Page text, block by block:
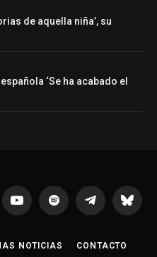
de aquella niña’, su
‘Se ha acabado el
YouTubeSpotify Telegrama
NOTICIAS CONTACTO